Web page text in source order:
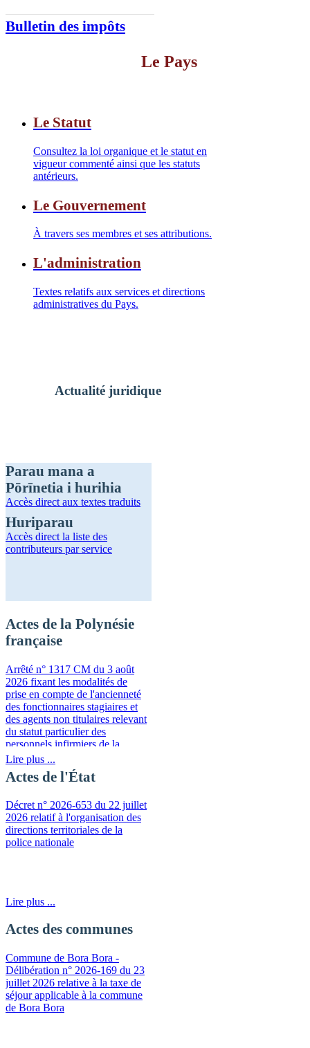
Bulletin des impôts
Le Pays
Le Statut
Consultez la loi organique et le statut en
vigueur commenté ainsi que les statuts
antérieurs.
Le Gouvernement
À travers ses membres et ses attributions.
L'administration
Textes relatifs aux services et directions
administratives du Pays.
Actualité juridique
Parau mana a
Pōrīnetia i hurihia
Accès direct aux textes traduits
Huriparau
Accès direct la liste des
contributeurs par service
Actes de la Polynésie
française
Arrêté n° 1317 CM du 3 août
2026 fixant les modalités de
prise en compte de l'ancienneté
des fonctionnaires stagiaires et
des agents non titulaires relevant
du statut particulier des
personnels infirmiers de la
fonction publique de la
Polynésie française
Lire plus ...
Actes de l'État
Décret n° 2026-653 du 22 juillet
2026 relatif à l'organisation des
directions territoriales de la
police nationale
Lire plus ...
Actes des communes
Commune de Bora Bora -
Délibération n° 2026-169 du 23
juillet 2026 relative à la taxe de
séjour applicable à la commune
de Bora Bora